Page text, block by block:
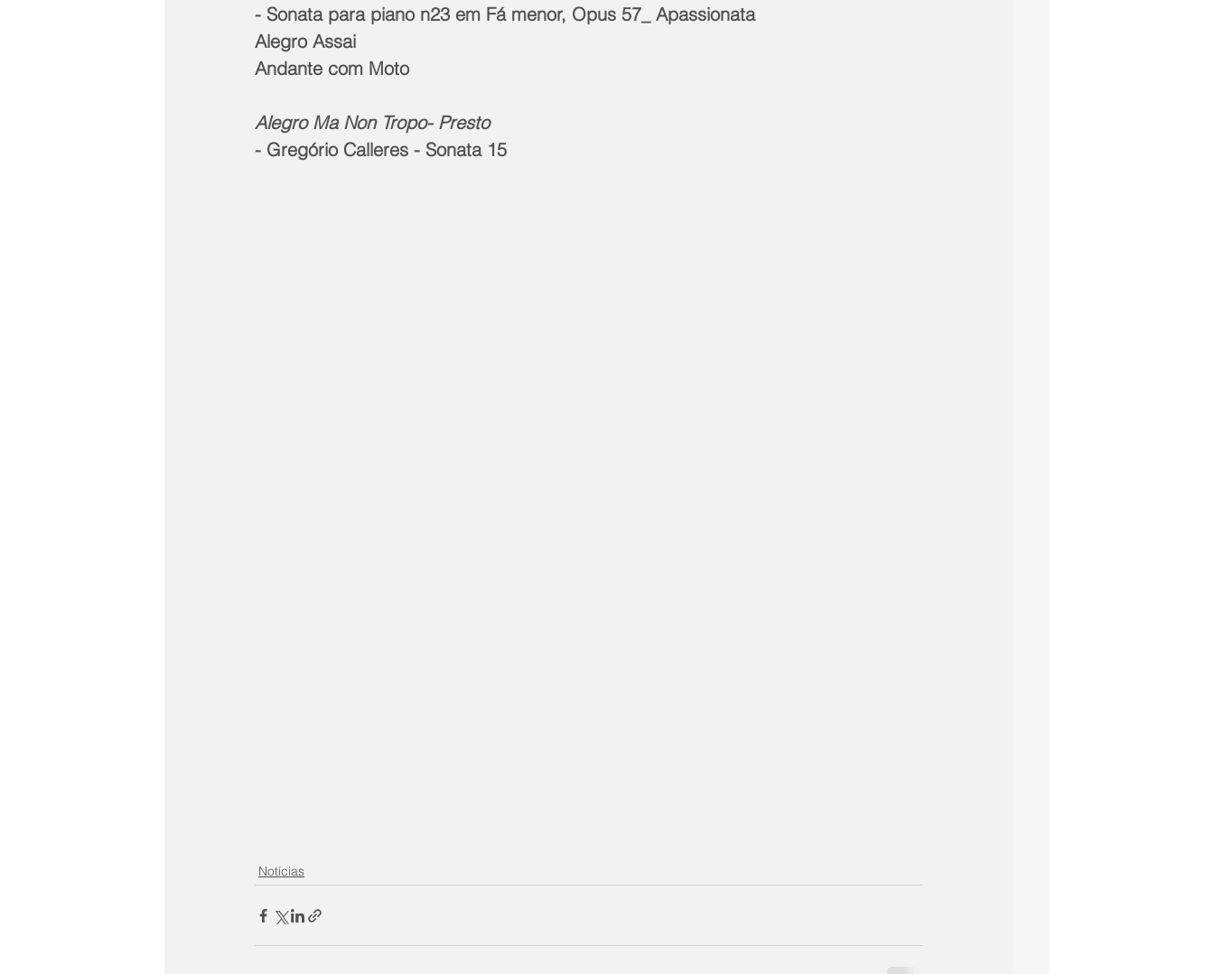
- Sonata para piano n23 em Fá menor, Opus 57_ Apassionata
Alegro Assai
Andante com Moto
Alegro Ma Non Tropo- Presto
- Gregório Calleres - Sonata 15
Notícias